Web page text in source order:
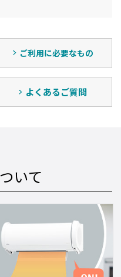
ご利用に必要なもの
よくあるご質問
いて